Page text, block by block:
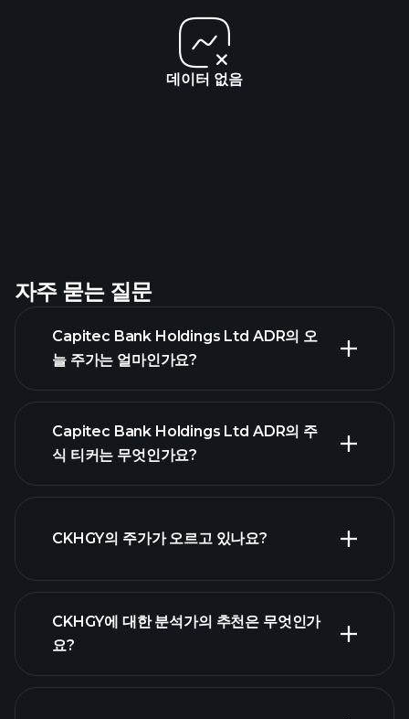
데이터 없음
자주 묻는 질문
Capitec Bank Holdings Ltd ADR의 오
늘 주가는 얼마인가요?
고급 차트
Capitec Bank Holdings Ltd ADR의 주
식 티커는 무엇인가요?
CKHGY의 주가가 오르고 있나요?
트
CKHGY에 대한 분석가의 추천은 무엇인가
요?